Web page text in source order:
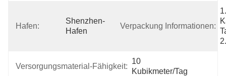
Hafen:
Shenzhen-
Hafen
Verpackung Informationen:
Versorgungsmaterial-Fähigkeit:
10
Kubikmeter/Tag